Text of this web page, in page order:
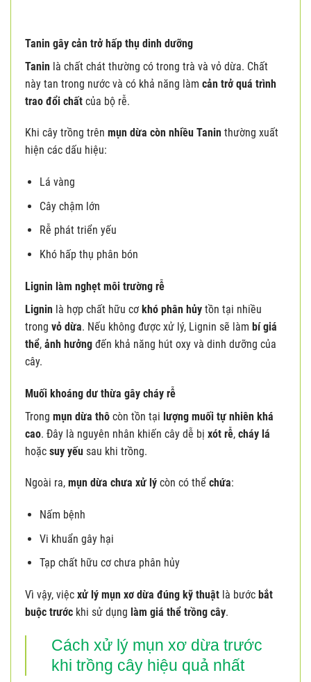
Tanin gây cản trở hấp thụ dinh dưỡng
Tanin là chất chát thường có trong trà và vỏ dừa. Chất
này tan trong nước và có khả năng làm cản trở quá trình
trao đổi chất của bộ rễ.
Khi cây trồng trên mụn dừa còn nhiều Tanin thường xuất
hiện các dấu hiệu:
Lá vàng
Cây chậm lớn
Rễ phát triển yếu
Khó hấp thụ phân bón
Lignin làm nghẹt môi trường rễ
Lignin là hợp chất hữu cơkhó phân hủy tồn tại nhiều
trong vỏ dừa. Nếu không được xử lý, Lignin sẽ làm bí giá
thể, ảnh hưởng đến khả năng hút oxy và dinh dưỡng của
cây.
Muối khoáng dư thừa gây cháy rễ
Trong mụn dừa thô còn tồn tại lượng muối tự nhiên khá
cao. Đây là nguyên nhân khiến cây dễ bị xót rễ, cháy lá
hoặc suy yếu sau khi trồng.
Ngoài ra, mụn dừa chưa xử lý còn có thể chứa:
Nấm bệnh
Vi khuẩn gây hại
Tạp chất hữu cơ chưa phân hủy
Vì vậy, việc xử lý mụn xơ dừa đúng kỹ thuật là bước bắt
buộc trước khi sử dụng làm giá thể trồng cây.
Cách xử lý mụn xơ dừa trước
khi trồng cây hiệu quả nhất